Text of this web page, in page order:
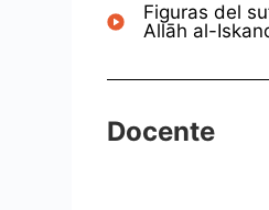
Figuras del
Allāh al-
Docente